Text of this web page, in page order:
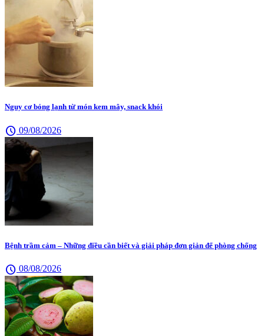
Nguy cơ bỏng lạnh từ món kem mây, snack khói
schedule 09/08/2026
Bệnh trầm cảm – Những điều cần biết và giải pháp đơn giản để phòng chống
schedule 08/08/2026